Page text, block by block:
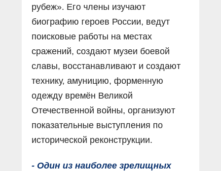
рубеж». Его члены изучают
биографию героев России, ведут
поисковые работы на местах
сражений, создают музеи боевой
славы, восстанавливают и создают
технику, амуницию, форменную
одежду времён Великой
Отечественной войны, организуют
показательные выступления по
исторической реконструкции.
- Один из наиболее зрелищных